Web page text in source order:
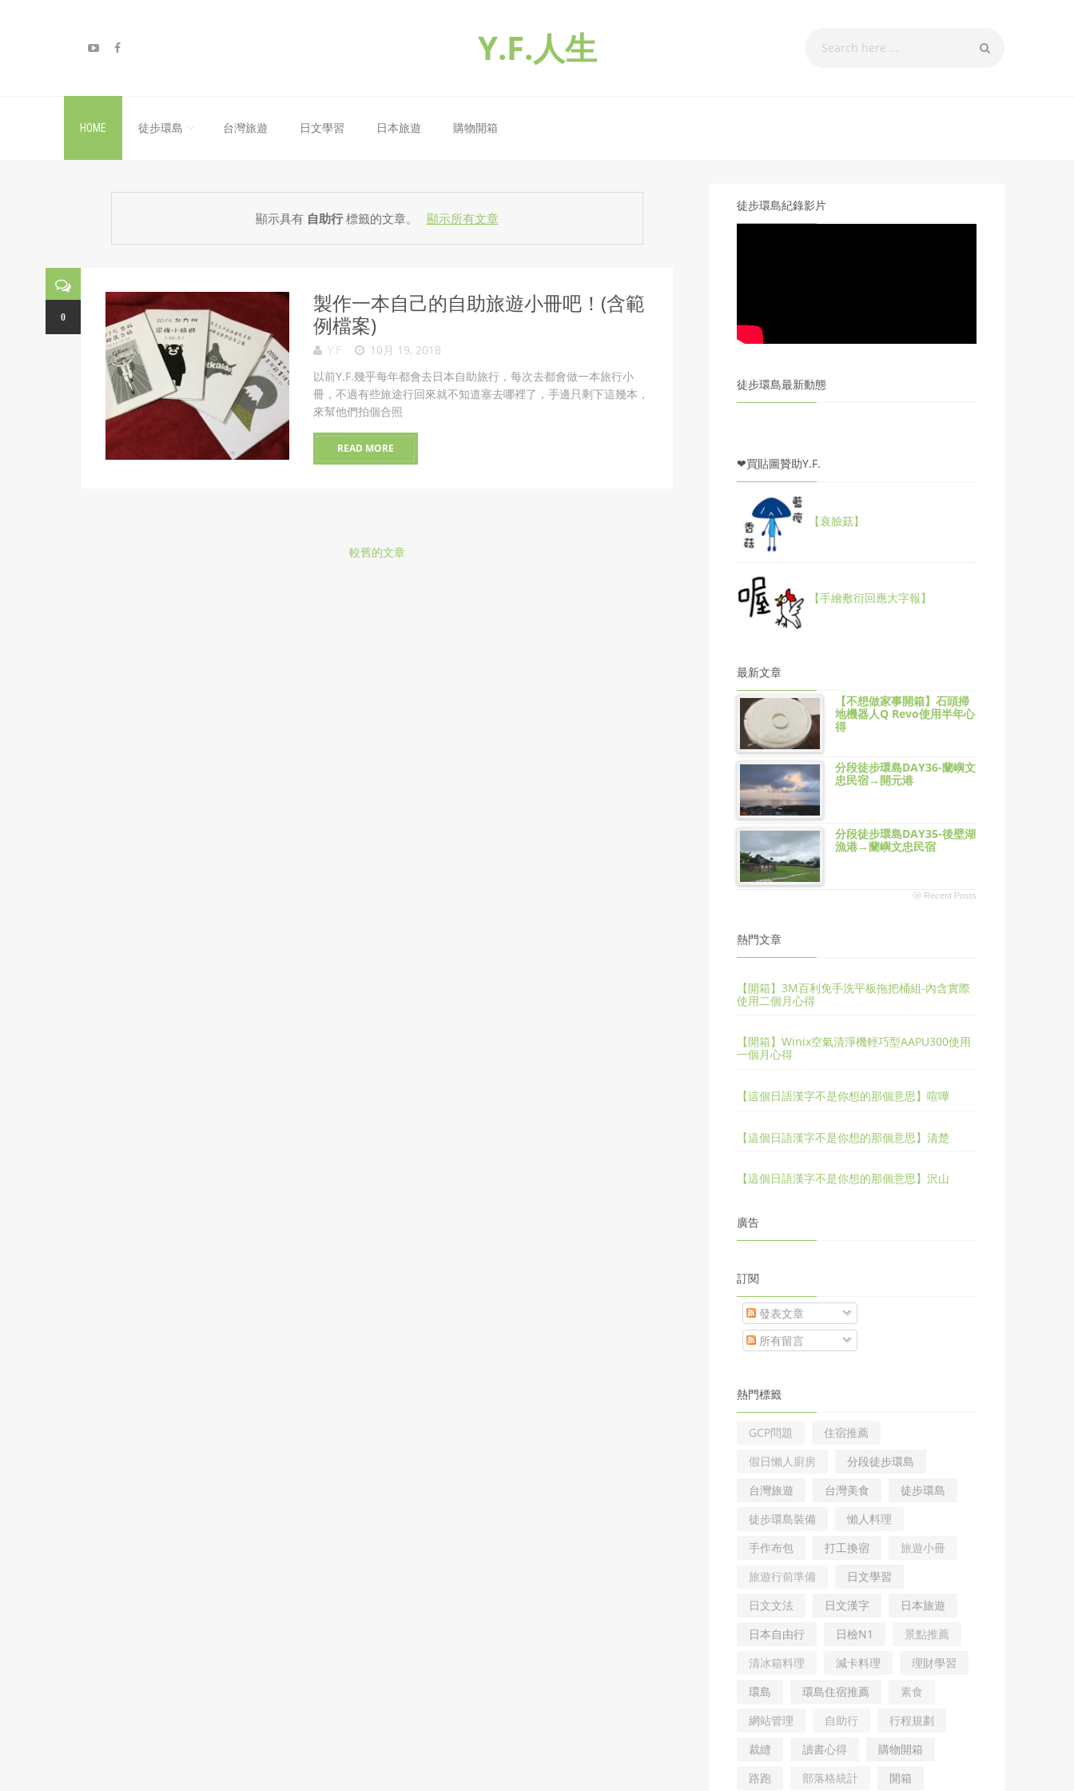
Y.F.人生
HOME 徒步環島 台灣旅遊 日文學習 日本旅遊 購物開箱
顯示具有 自助行標籤的文章。 顯示所有文章
0
製作一本自己的自助旅遊小冊吧！(含範
例檔案)
Y.F.
10月 19, 2018
以前Y.F.幾乎每年都會去日本自助旅行，每次去都會做一本旅行小
冊，不過有些旅途行回來就不知道塞去哪裡了，手邊只剩下這幾本，
來幫他們拍個合照
READ MORE
較舊的文章
徒步環島紀錄影片
徒步環島最新動態
❤買貼圖贊助Y.F.
【衰臉菇】
【手繪敷衍回應大字報】
最新文章
【不想做家事開箱】石頭掃
地機器人Q Revo使用半年心
得
分段徒步環島DAY36-蘭嶼文
忠民宿→開元港
分段徒步環島DAY35-後壁湖
漁港→蘭嶼文忠民宿
ⓦ Recent Posts
熱門文章
【開箱】3M百利免手洗平板拖把桶組-內含實際
使用二個月心得
【開箱】Winix空氣清淨機輕巧型AAPU300使用
一個月心得
【這個日語漢字不是你想的那個意思】喧嘩
【這個日語漢字不是你想的那個意思】清楚
【這個日語漢字不是你想的那個意思】沢山
廣告
訂閱
發表文章
所有留言
熱門標籤
GCP問題
住宿推薦
假日懶人廚房
分段徒步環島
台灣旅遊
台灣美食
徒步環島
徒步環島裝備
懶人料理
手作布包
打工換宿
旅遊小冊
旅遊行前準備
日文學習
日文文法
日文漢字
日本旅遊
日本自由行
日檢N1
景點推薦
清冰箱料理
減卡料理
理財學習
環島
環島住宿推薦
素食
網站管理
自助行
行程規劃
裁縫
讀書心得
購物開箱
路跑
部落格統計 開箱